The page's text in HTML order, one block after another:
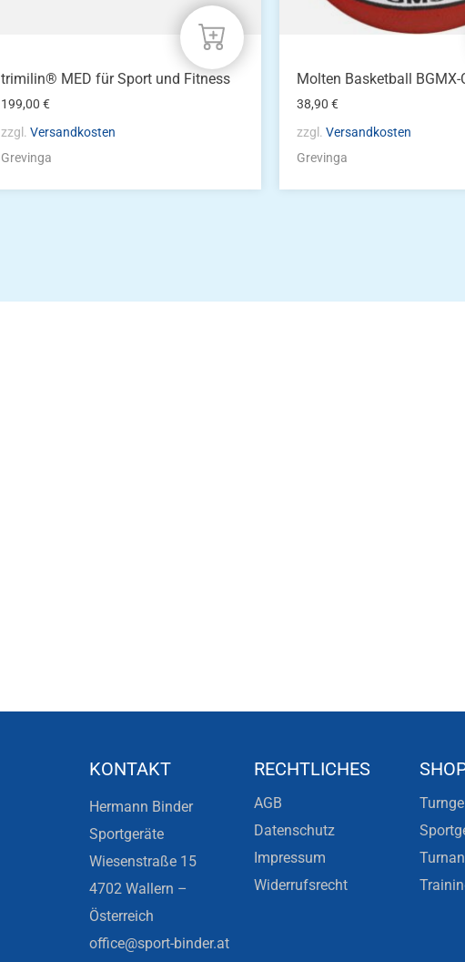
trimilin® MED für Sport und Fitness
199,00€
zzgl.Versandkosten
Grevinga
Molten Basketball BGMX-
38,90€
zzgl.Versandkosten
Grevinga
KONTAKT
Hermann Binder
Sportgeräte
Wiesenstraße 15
4702 Wallern –
Österreich
office@sport-binder.at
RECHTLICHES
AGB
Datenschutz
Impressum
Widerrufsrecht